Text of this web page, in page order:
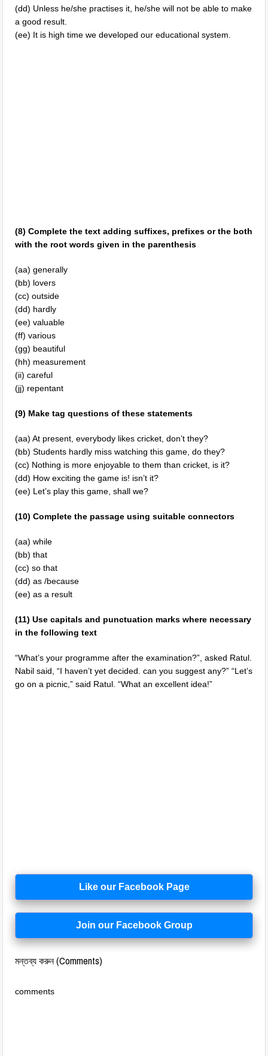
(dd) Unless he/she practises it, he/she will not be able to make
a good result.
(ee) It is high time we developed our educational system.
(8) Complete the text adding suffixes, prefixes or the both
with the root words given in the parenthesis
(aa) generally
(bb) lovers
(cc) outside
(dd) hardly
(ee) valuable
(ff) various
(gg) beautiful
(hh) measurement
(ii) careful
(jj) repentant
(9) Make tag questions of these statements
(aa) At present, everybody likes cricket, don’t they?
(bb) Students hardly miss watching this game, do they?
(cc) Nothing is more enjoyable to them than cricket, is it?
(dd) How exciting the game is! isn’t it?
(ee) Let’s play this game, shall we?
(10) Complete the passage using suitable connectors
(aa) while
(bb) that
(cc) so that
(dd) as /because
(ee) as a result
(11) Use capitals and punctuation marks where necessary
in the following text
“What’s your programme after the examination?”, asked Ratul.
Nabil said, “I haven’t yet decided. can you suggest any?” “Let’s
go on a picnic,” said Ratul. “What an excellent idea!”
Like our Facebook Page
Join our Facebook Group
মন্তব্য করুন (Comments)
comments